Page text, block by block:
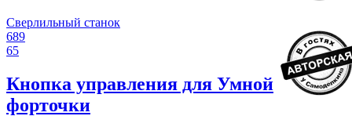
Сверлильный станок
689
65
Кнопка управления для Умной
форточки